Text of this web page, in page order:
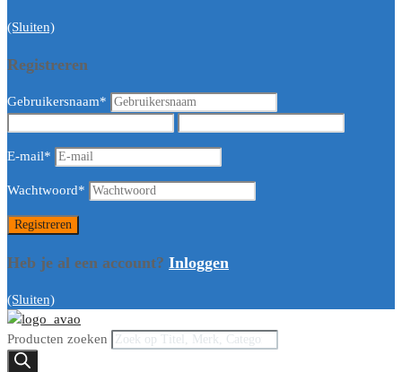
(Sluiten)
Registreren
Gebruikersnaam*
E-mail*
Wachtwoord*
Heb je al een account? Inloggen
(Sluiten)
Producten zoeken